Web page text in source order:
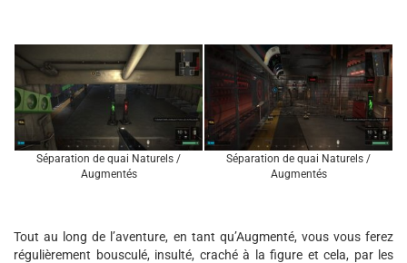
Séparation de quai Naturels /
Augmentés
Séparation de quai Naturels /
Augmentés
Tout au long de l’aventure, en tant qu’Augmenté, vous vous ferez
régulièrement bousculé, insulté, craché à la figure et cela, par les